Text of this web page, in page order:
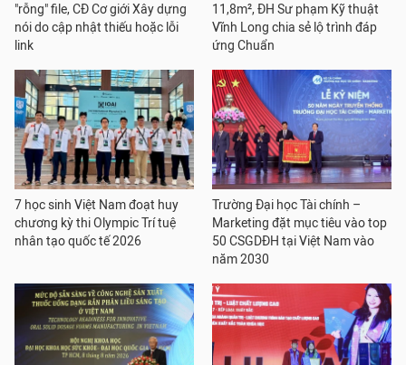
"rỗng" file, CĐ Cơ giới Xây dựng
nói do cập nhật thiếu hoặc lỗi
link
11,8m², ĐH Sư phạm Kỹ thuật
Vĩnh Long chia sẻ lộ trình đáp
ứng Chuẩn
7 học sinh Việt Nam đoạt huy
chương kỳ thi Olympic Trí tuệ
nhân tạo quốc tế 2026
Trường Đại học Tài chính –
Marketing đặt mục tiêu vào top
50 CSGDĐH tại Việt Nam vào
năm 2030